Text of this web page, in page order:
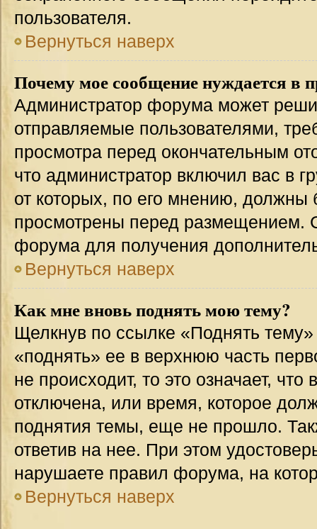
пользователя.
Вернуться наверх
Почему мое сообщение нуждается в
Администратор форума может
отправляемые пользователями,
просмотра перед окончательным
что администратор включил вас в
от которых, по его мнению, должны
просмотрены перед размещением.
форума для получения
Вернуться наверх
Как мне вновь поднять мою тему?
Щелкнув по ссылке «Поднять
«поднять» ее в верхнюю часть
не происходит, то это означает,
отключена, или время, которое
поднятия темы, еще не прошло.
ответив на нее. При этом
нарушаете правил форума, на
Вернуться наверх